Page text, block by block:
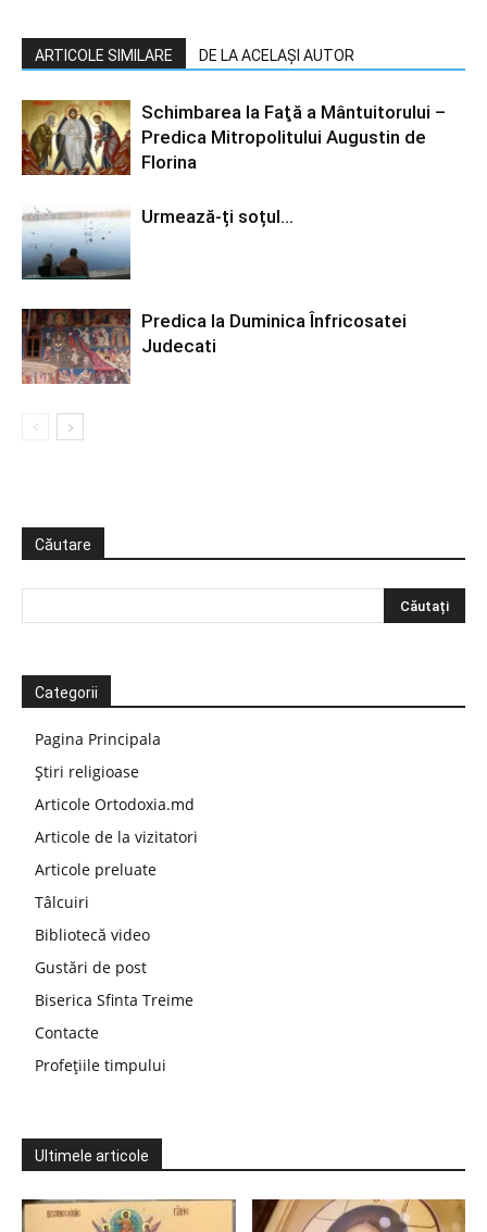
ARTICOLE SIMILARE DE LA ACELAȘI AUTOR
Schimbarea la Faţă a Mântuitorului –
Predica Mitropolitului Augustin de
Florina
Urmează-ți soțul…
Predica la Duminica Înfricosatei
Judecati
Căutare
Categorii
Pagina Principala
Știri religioase
Articole Ortodoxia.md
Articole de la vizitatori
Articole preluate
Tâlcuiri
Bibliotecă video
Gustări de post
Biserica Sfinta Treime
Contacte
Profețiile timpului
Ultimele articole